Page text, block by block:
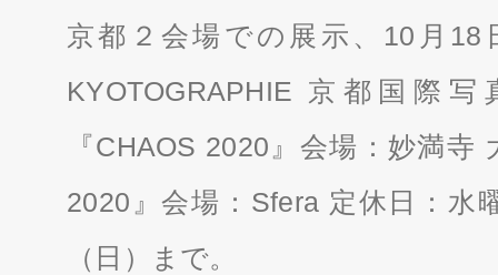
京都２会場での展示、10月
KYOTOGRAPHIE 京都国際
『CHAOS 2020』会場：妙満
2020』会場：Sfera 定休日：
（日）まで。